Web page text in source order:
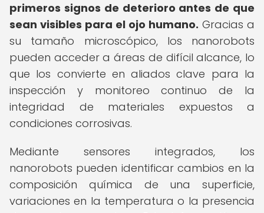
primeros signos de deterioro antes de que
sean visibles para el ojo humano. Gracias a
su tamaño microscópico, los nanorobots
pueden acceder a áreas de difícil alcance, lo
que los convierte en aliados clave para la
inspección y monitoreo continuo de la
integridad de materiales expuestos a
condiciones corrosivas.
Mediante sensores integrados, los
nanorobots pueden identificar cambios en la
composición química de una superficie,
variaciones en la temperatura o la presencia